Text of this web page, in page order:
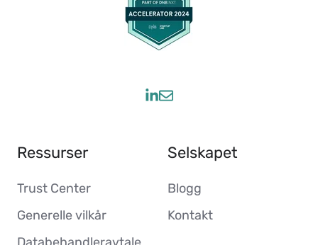
Ressurser
Trust Center
Generelle vilkår
Selskapet
Blogg
Kontakt